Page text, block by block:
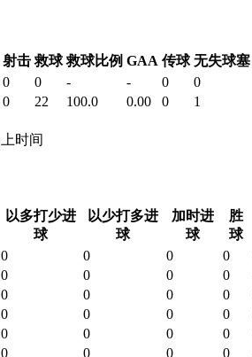
射击 救球 救球比例 GAA 传球 无失球塞
0 0 - - 0 0
0 22 100.0 0.00 0 1
时间
以多打少进
球
以少打多进
球
加时进
球
胜
球
0 0 0 0
0 0 0 0
0 0 0 0
0 0 0 0
0 0 0 0
0 0 0 0